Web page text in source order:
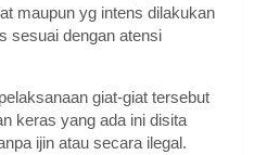
maupun yg intens dilakukan
sesuai dengan atensi
giat-giat tersebut
keras yang ada ini disita
ijin atau secara ilegal.